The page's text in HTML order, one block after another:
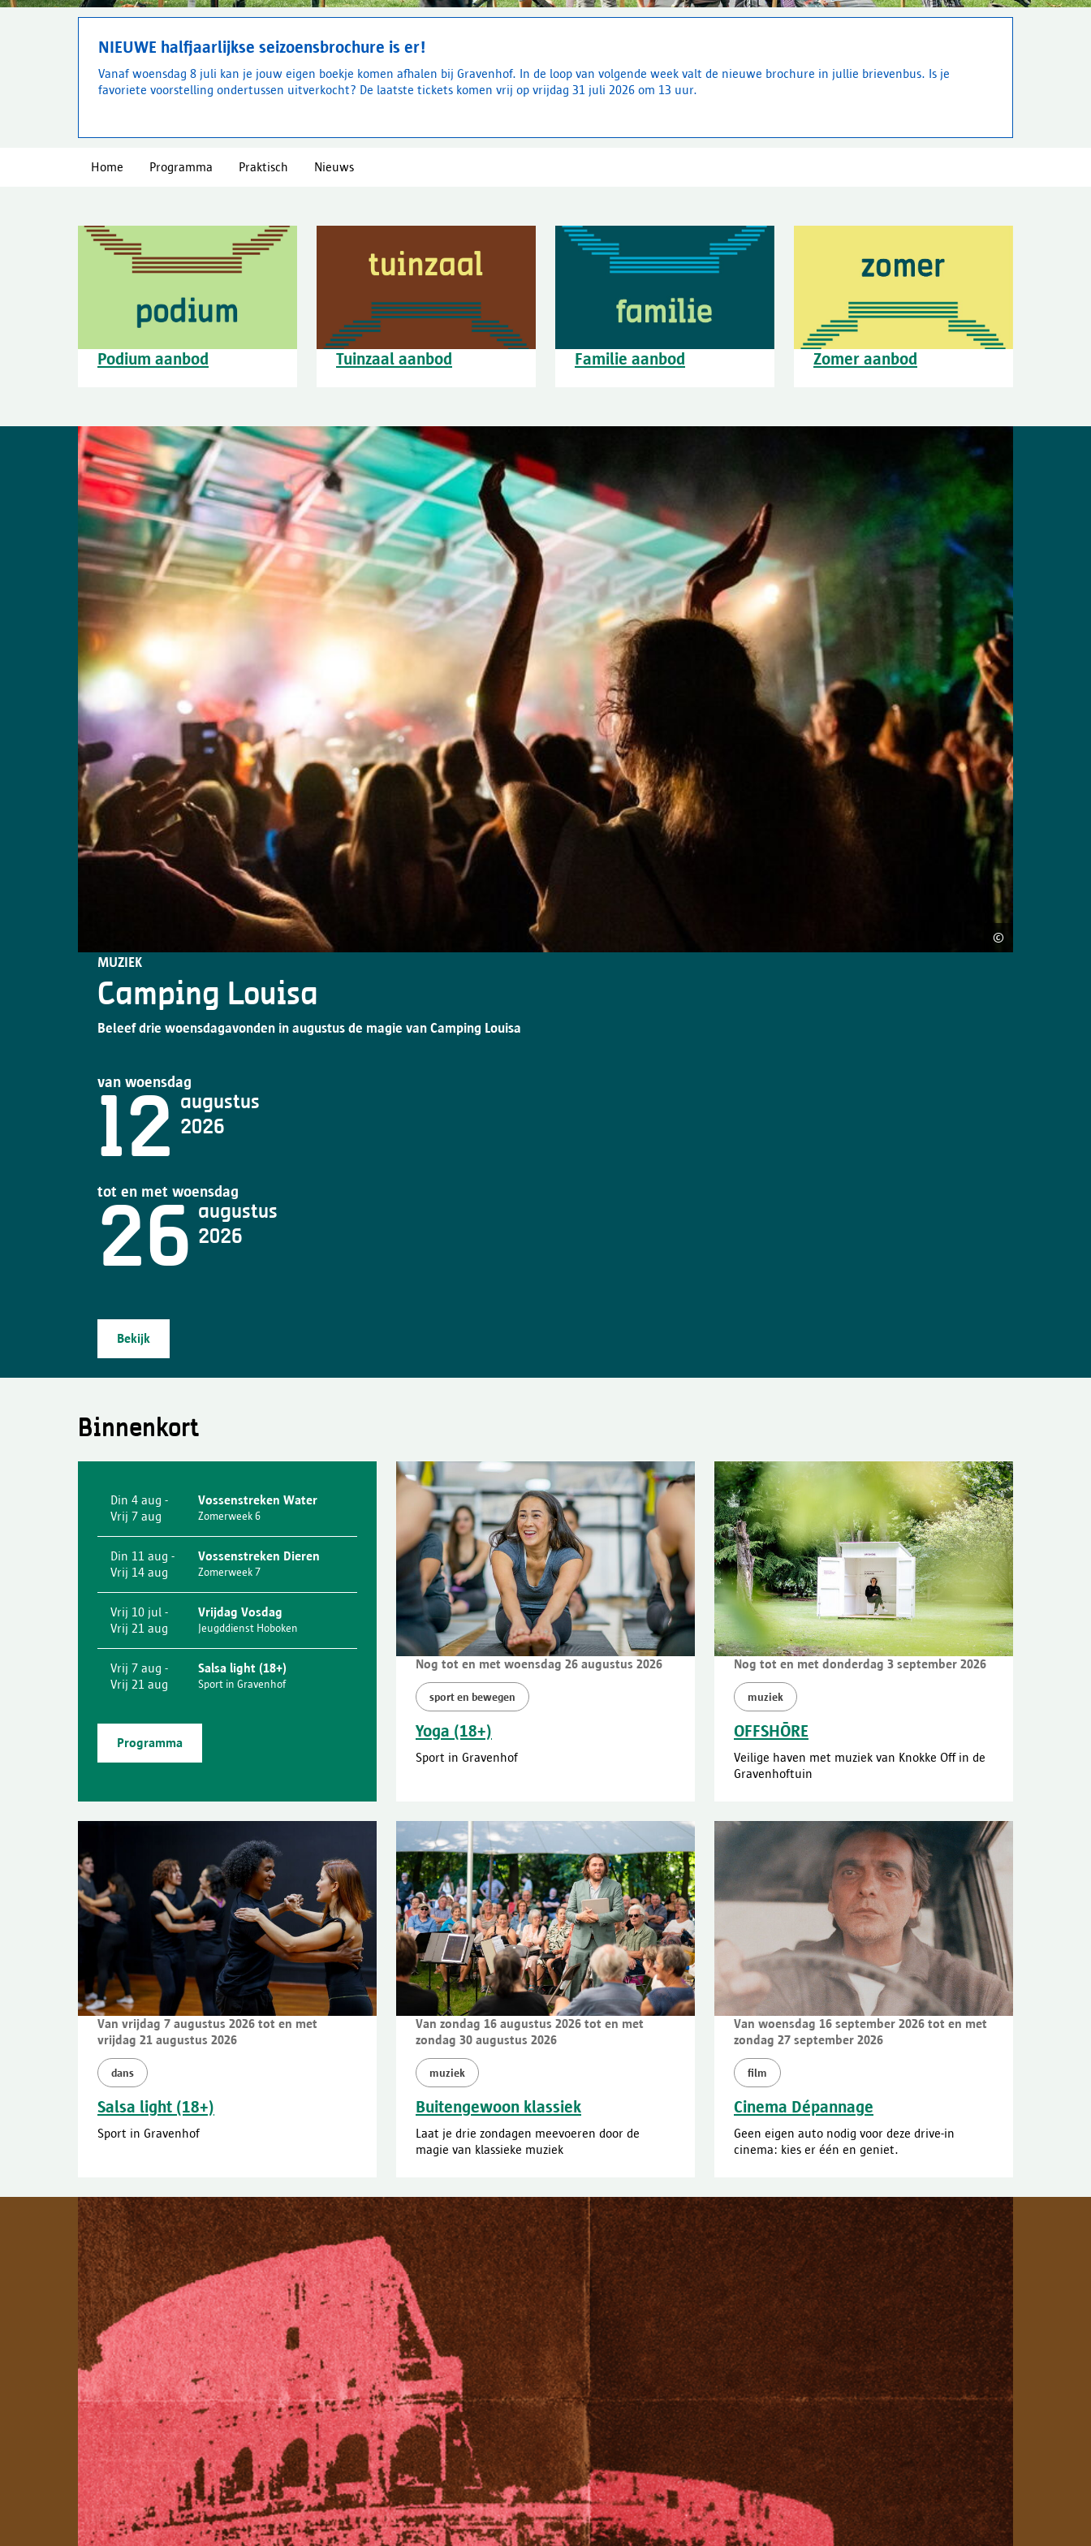
NIEUWE halfjaarlijkse seizoensbrochure is er!
Vanaf woensdag 8 juli kan je jouw eigen boekje komen afhalen bij Gravenhof. In de loop van volgende week valt de nieuwe brochure in jullie brievenbus. Is je
favoriete voorstelling ondertussen uitverkocht? De laatste tickets komen vrij op vrijdag 31 juli 2026 om 13 uur.
Home Programma Praktisch Nieuws
Podium aanbod Tuinzaal aanbod Familie aanbod Zomer aanbod
©Copyright:
MUZIEK
Camping Louisa
Beleef drie woensdagavonden in augustus de magie van Camping Louisa
van woensdag
12
augustus
2026
tot en met woensdag
26 augustus
2026
Bekijk
Binnenkort
Din 4 aug -
Vrij 7 aug
Vossenstreken Water
Zomerweek 6
Din 11 aug -
Vrij 14 aug
Vossenstreken Dieren
Zomerweek 7
Vrij 10 jul -
Vrij 21 aug
Vrijdag Vosdag
Jeugddienst Hoboken
Vrij 7 aug -
Vrij 21 aug
Salsa light (18+)
Sport in Gravenhof
Programma
Nog tot en met woensdag 26 augustus 2026
sport en bewegen
Yoga (18+)
Sport in Gravenhof
Nog tot en met donderdag 3 september 2026
muziek
OFFSHŌRE
Veilige haven met muziek van Knokke Off in de
Gravenhoftuin
Van vrijdag 7 augustus 2026 tot en met
vrijdag 21 augustus 2026
dans
Salsa light (18+)
Sport in Gravenhof
Van zondag 16 augustus 2026 tot en met
zondag 30 augustus 2026
muziek
Buitengewoon klassiek
Laat je drie zondagen meevoeren door de
magie van klassieke muziek
Van woensdag 16 september 2026 tot en met
zondag 27 september 2026
film
Cinema Dépannage
Geen eigen auto nodig voor deze drive-in
cinema: kies er één en geniet.